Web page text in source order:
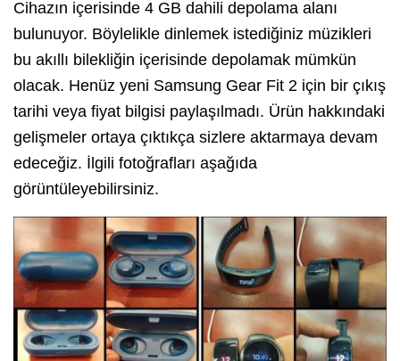
Cihazın içerisinde 4 GB dahili depolama alanı
bulunuyor. Böylelikle dinlemek istediğiniz müzikleri
bu akıllı bilekliğin içerisinde depolamak mümkün
olacak. Henüz yeni Samsung Gear Fit 2 için bir çıkış
tarihi veya fiyat bilgisi paylaşılmadı. Ürün hakkındaki
gelişmeler ortaya çıktıkça sizlere aktarmaya devam
edeceğiz. İlgili fotoğrafları aşağıda
görüntüleyebilirsiniz.